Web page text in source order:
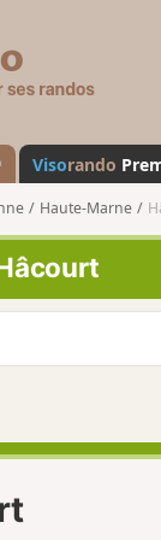
s
a
n
d
o
Visorando
Haute-Marne